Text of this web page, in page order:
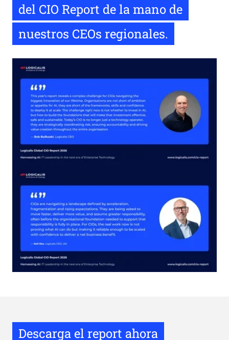
del CIO Report de la mano de
nuestros CEOs regionales.
Descarga el report ahora